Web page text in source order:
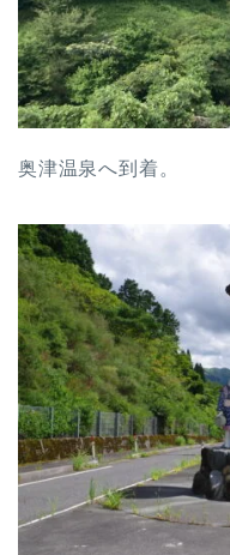
奥津温泉へ到着。